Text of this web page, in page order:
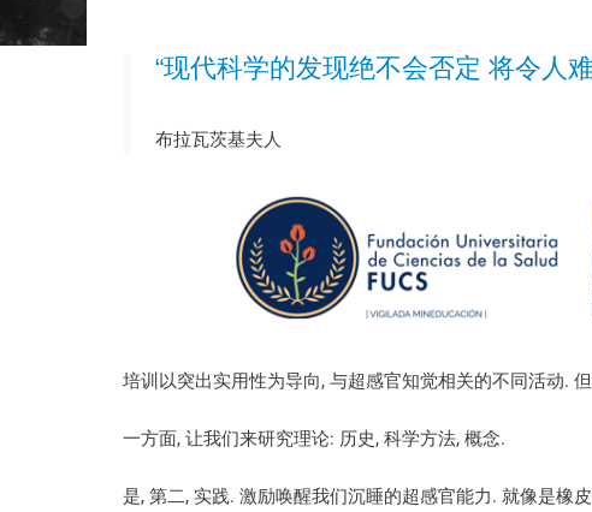
“现代科学的发现绝不会否定 将令人
布拉瓦茨基夫人
培训以突出实用性为导向, 与超感官知觉相关的不同活动.
一方面, 让我们来研究理论: 历史, 科学方法, 概念.
是, 第二, 实践. 激励唤醒我们沉睡的超感官能力. 就像是橡